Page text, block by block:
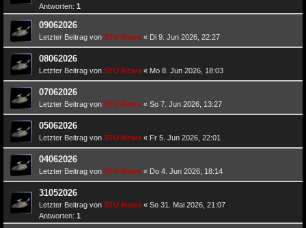
Antworten: 1
09062026
Letzter Beitrag von STU-News « Di 9. Jun 2026, 22:27
08062026
Letzter Beitrag von STU-News « Mo 8. Jun 2026, 18:03
07062026
Letzter Beitrag von STU-News « So 7. Jun 2026, 13:27
05062026
Letzter Beitrag von STU-News « Fr 5. Jun 2026, 22:01
04062026
Letzter Beitrag von STU-News « Do 4. Jun 2026, 18:14
31052026
Letzter Beitrag von STU-News « So 31. Mai 2026, 21:07
Antworten: 1